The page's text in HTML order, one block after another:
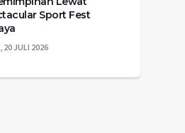
Sport Fest
20 JULI 2026